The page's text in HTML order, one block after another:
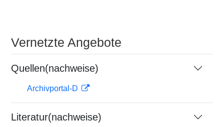
Vernetzte Angebote
Quellen(nachweise)
Archivportal-D
Literatur(nachweise)